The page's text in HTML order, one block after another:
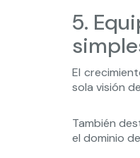
5.
El
sola visión
También
el dominio